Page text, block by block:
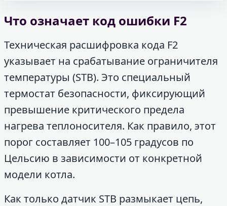
Что означает код ошибки F2
Техническая расшифровка кода F2
указывает на срабатывание ограничителя
температуры (STB). Это специальный
термостат безопасности, фиксирующий
превышение критического предела
нагрева теплоносителя. Как правило, этот
порог составляет 100–105 градусов по
Цельсию в зависимости от конкретной
модели котла.
Как только датчик STB размыкает цепь,